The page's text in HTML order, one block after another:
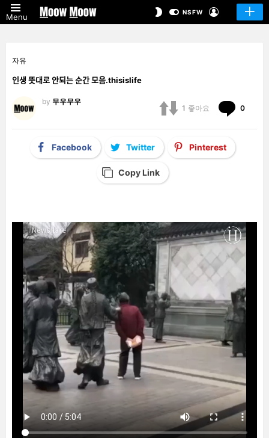
Menu
SWITCHNSFW
자유
인생 뜻대로 안되는 순간 모음.thisislife
by 무우무우
1 좋아요 0
Facebook Twitter Pinterest
Copy Link